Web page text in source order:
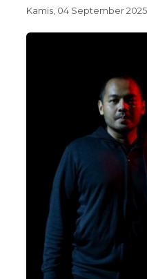
Kamis, 04 September 2025